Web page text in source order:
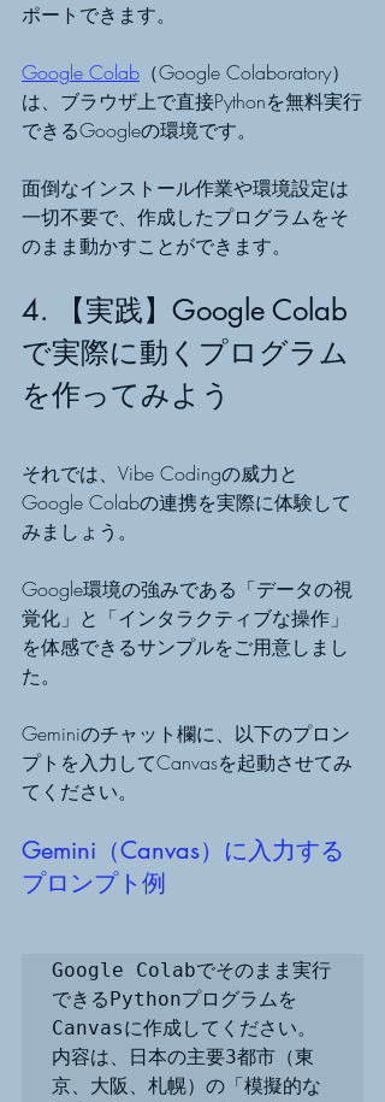
ポートできます。
Google Colab （Google Colaboratory）
は、ブラウザ上で直接Pythonを無料実行
できるGoogleの環境です。
面倒なインストール作業や環境設定は
一切不要で、作成したプログラムをそ
のまま動かすことができます。
4. 【実践】Google Colab
で実際に動くプログラム
を作ってみよう
それでは、Vibe Codingの威力と
Google Colabの連携を実際に体験して
みましょう。
Google環境の強みである「データの視
覚化」と「インタラクティブな操作」
を体感できるサンプルをご用意しまし
た。
Geminiのチャット欄に、以下のプロン
プトを入力してCanvasを起動させてみ
てください。
Gemini（Canvas）に入力する
プロンプト例
Google Colabでそのまま実行
できるPythonプログラムを
Canvasに作成してください。
内容は、日本の主要3都市（東
京、大阪、札幌）の「模擬的な